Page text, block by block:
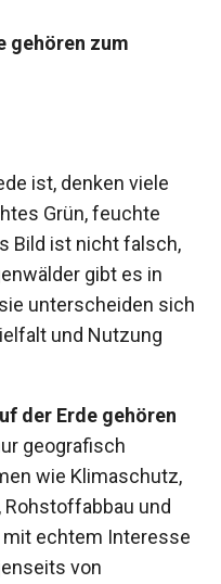
gehören zum
ist, denken viele
Grün, feuchte
Bild ist nicht falsch,
gibt es in
unterscheiden sich
und Nutzung
der Erde gehören
geografisch
wie Klimaschutz,
und
mit echtem Interesse
von